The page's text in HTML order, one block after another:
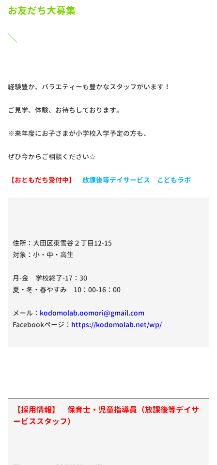
お友だち大募集
＼
経験豊か、バラエティーも豊かなスタッフがいます！
ご見学、体験、お待ちしております。
※来年度にお子さまが小学校入学予定の方も、
ぜひ今からご相談ください☆
【おともだち受付中】 放課後等デイサービス こどもラボ
住所：大田区東雪谷２丁目12-15
対象：小・中・高生
月-金 学校終了-17：30
夏・冬・春やすみ 10：00-16：00
メール： kodomolab.oomori@gmail.com
Facebookページ： https://kodomolab.net/wp/
【採用情報】 保育士・児童指導員（放課後等デイサ
ービススタッフ）